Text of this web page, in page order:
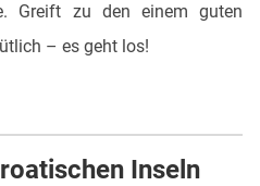
Greift zu den einem guten
– es geht los!
Inseln